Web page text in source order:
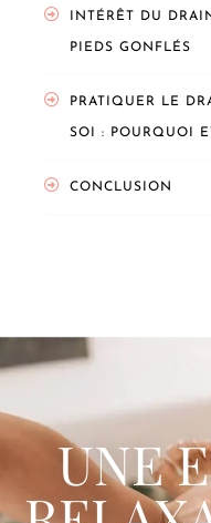
INTÉRÊT DU
PIEDS GONFLÉS
PRATIQUER LE
SOI : POURQUOI
CONCLUSION
UNE